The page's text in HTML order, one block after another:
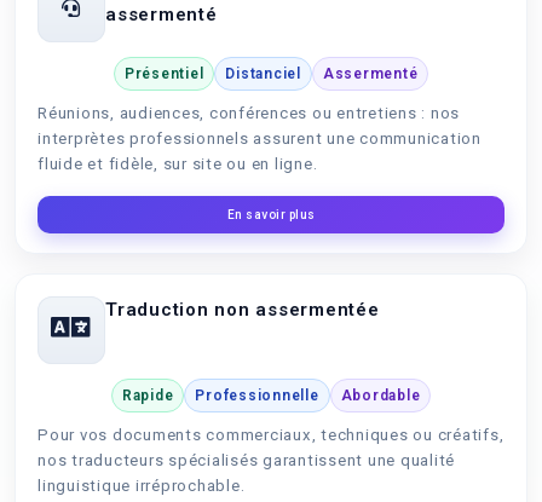
assermenté
Présentiel Distanciel Assermenté
Réunions, audiences, conférences ou entretiens : nos
interprètes professionnels assurent une communication
fluide et fidèle, sur site ou en ligne.
En savoir plus
Traduction non assermentée
Rapide Professionnelle Abordable
Pour vos documents commerciaux, techniques ou créatifs,
nos traducteurs spécialisés garantissent une qualité
linguistique irréprochable.